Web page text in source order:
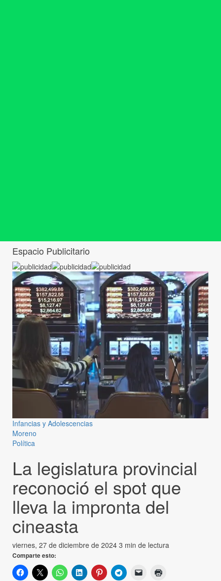
Espacio Publicitario
Infancias y Adolescencias
Moreno
Política
La legislatura provincial
reconoció el spot que
lleva la impronta del
cineasta
viernes, 27 de diciembre de 2024 3 min de lectura
Comparte esto: